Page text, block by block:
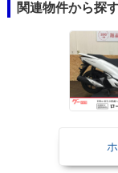
関連物件から探